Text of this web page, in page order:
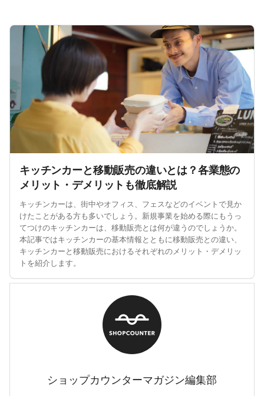
ショップカウンターマガジン編集部